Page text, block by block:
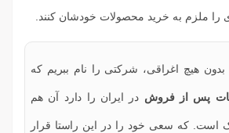
را ملزم به خرید محصولات خودشان کنند.
بدون هیچ اغراقی، شرکتی را نام ببریم که
پس از فروش در ایران را دارد آن هم
است. که سعی خود را در این راستا قرار